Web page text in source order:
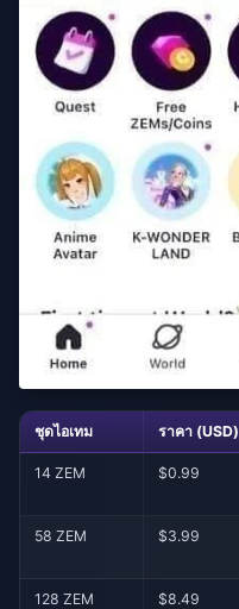
ชุดไอเทม ราคา (USD)
14 ZEM $0.99
58 ZEM $3.99
128 ZEM $8.49